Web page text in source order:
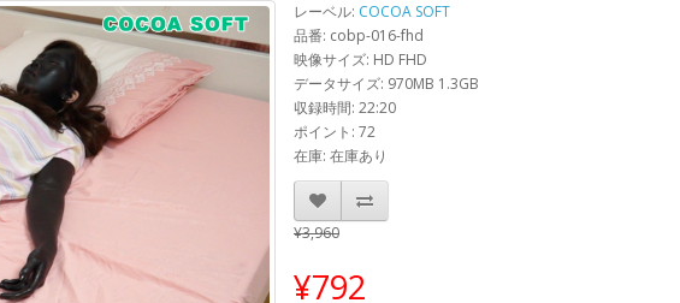
レーベル: COCOA SOFT
品番: cobp-016-fhd
映像サイズ: HD FHD
データサイズ: 970MB 1.3GB
収録時間: 22:20
ポイント: 72
在庫: 在庫あり
¥3,960
¥792